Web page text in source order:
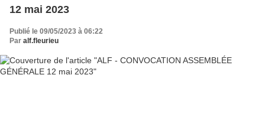
12 mai 2023
Publié le 09/05/2023 à 06:22
Par alf.fleurieu